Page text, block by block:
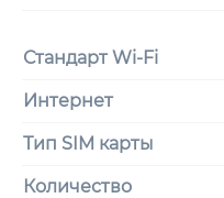
Стандарт Wi-Fi
Интернет
Тип SIM карты
Количество